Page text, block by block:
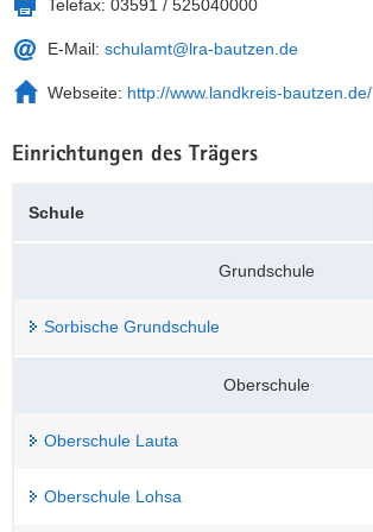
v
i
g
t
o
Telefax: 03591 / 525040000
E-Mail: schulamt@lra-bautzen.de
Webseite: http://www.landkreis-bautzen.de/
Einrichtungen des Trägers
Schule
Grundschule
Sorbische Grundschule
Oberschule
Oberschule Lauta
Oberschule Lohsa